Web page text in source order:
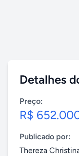
Detalhes
Preço:
R$
Publicado por:
Thereza